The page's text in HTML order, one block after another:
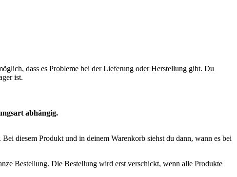
dass es Probleme bei der Lieferung oder Herstellung gibt. Du
ist.
abhängig.
diesem Produkt und in deinem Warenkorb siehst du dann, wann es bei
Bestellung. Die Bestellung wird erst verschickt, wenn alle Produkte